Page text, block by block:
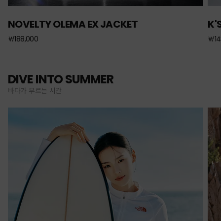
NOVELTY OLEMA EX JACKET
￦188,000 ￦
DIVE INTO SUMMER
바다가 부르는 시간